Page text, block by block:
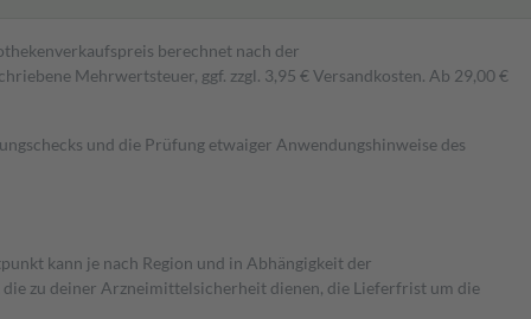
berechnet nach der
Mehrwertsteuer, ggf. zzgl. 3,95 € Versandkosten. Ab 29,00 €
und die Prüfung etwaiger Anwendungshinweise des
kann je nach Region und in Abhängigkeit der
zu deiner Arzneimittelsicherheit dienen, die Lieferfrist um die